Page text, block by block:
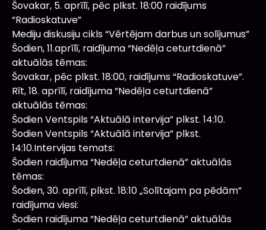
Šovakar, 5. aprīlī, pēc plkst. 18:00 raidījums
“Radioskatuve”
Mediju diskusiju cikls “Vērtējam darbus un solījumus”
Šodien, 11.aprīlī, raidījuma “Nedēļa ceturtdienā”
aktuālās tēmas:
Šovakar, pēc plkst. 18:00, raidījums “Radioskatuve”.
Rīt, 18. aprīlī, raidījuma “Nedēļa ceturtdienā”
aktuālās tēmas:
Šodien Ventspils “Aktuālā intervija” plkst. 14:10.
Šodien Ventspils “Aktuālā intervija” plkst.
14:10.Intervijas temats:
Šodien raidījuma “Nedēļa ceturtdienā” aktuālās
tēmas:
Šodien, 30. aprīlī, plkst. 18:10 „Solītajam pa pēdām”
raidījuma viesi:
Šodien raidījuma “Nedēļa ceturtdienā” aktuālās